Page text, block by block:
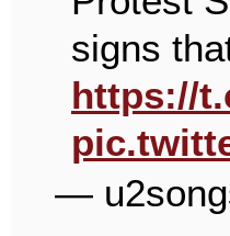
signs
https://
—